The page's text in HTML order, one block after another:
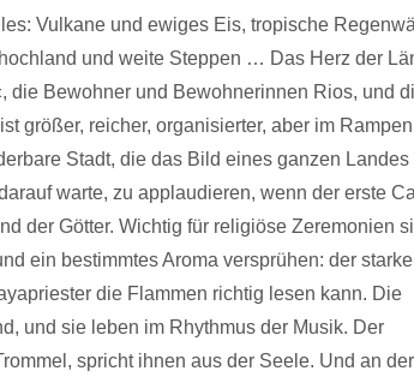
Vulkane und ewiges Eis, tropische
und weite Steppen … Das Herz der
die Bewohner und Bewohnerinnen Rios, und
größer, reicher, organisierter, aber im
Stadt, die das Bild eines ganzen Landes
warte, zu applaudieren, wenn der erste
der Götter. Wichtig für religiöse Zeremonien
ein bestimmtes Aroma versprühen: der
die Flammen richtig lesen kann. Die
und sie leben im Rhythmus der Musik. Der
spricht ihnen aus der Seele. Und an der